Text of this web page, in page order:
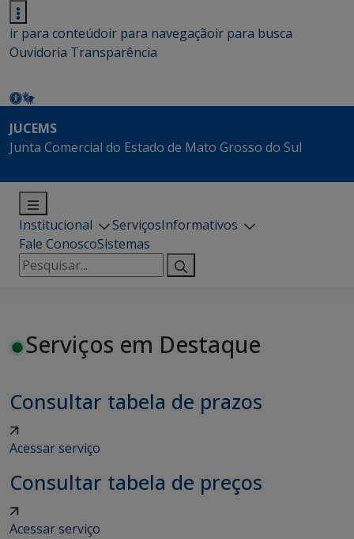
ir para conteúdoir para navegaçãoir para busca
Ouvidoria Transparência
JUCEMS
Junta Comercial do Estado de Mato Grosso do Sul
Institucional ServiçosInformativos
Fale ConoscoSistemas
Pesquisar
por:
Serviços em Destaque
Consultar tabela de prazos
Acessar serviço
Consultar tabela de preços
Acessar serviço